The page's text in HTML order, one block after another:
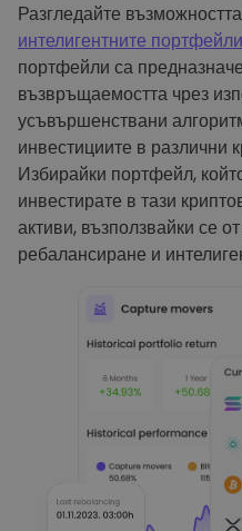
Разгледайте
интелигентните
портфейли са
възвръщаемостта чрез
усъвършенствани
инвестициите в различни
Избирайки портфейл,
инвестирате в тази
активи, възползвайки се
ребалансиране и